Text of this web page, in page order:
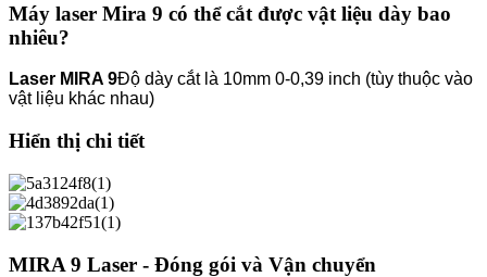
Máy laser Mira 9 có thể cắt được vật liệu dày bao
nhiêu?
Laser MIRA 9Độ dày cắt là 10mm 0-0,39 inch (tùy thuộc vào
vật liệu khác nhau)
Hiển thị chi tiết
MIRA 9 Laser - Đóng gói và Vận chuyển